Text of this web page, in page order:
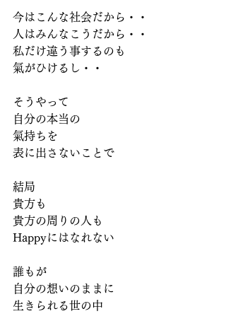
今はこんな社会だから・・
人はみんなこうだから・・
私だけ違う事するのも
氣がひけるし・・
そうやって
自分の本当の
氣持ちを
表に出さないことで
結局
貴方も
貴方の周りの人も
Happyにはなれない
誰もが
自分の想いのままに
生きられる世の中